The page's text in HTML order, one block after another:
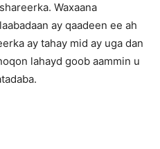
Waxaana
ay qaadeen ee ah
ay tahay mid ay uga dan
lahayd goob aammin u